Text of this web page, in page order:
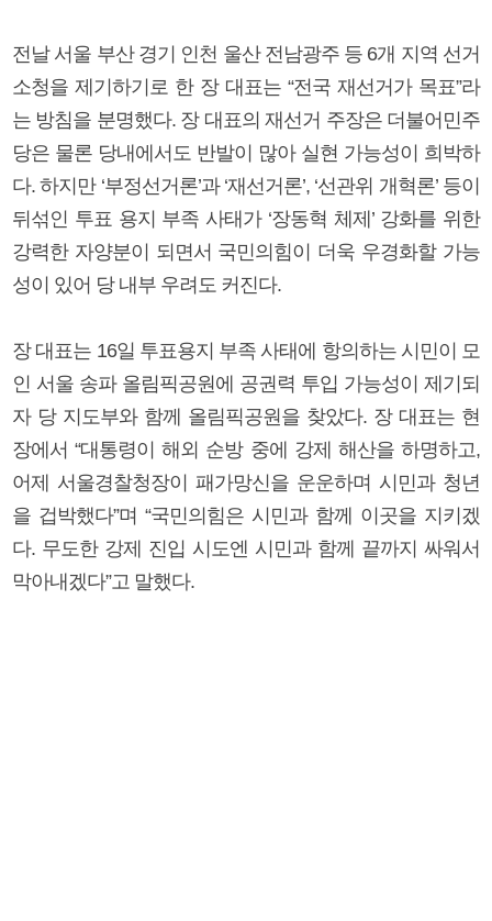
전날 서울 부산 경기 인천 울산 전남광주 등 6개 지역 선거
소청을 제기하기로 한 장 대표는 “전국 재선거가 목표”라
는 방침을 분명했다. 장 대표의 재선거 주장은 더불어민주
당은 물론 당내에서도 반발이 많아 실현 가능성이 희박하
다. 하지만 ‘부정선거론’과 ‘재선거론’, ‘선관위 개혁론’ 등이
뒤섞인 투표 용지 부족 사태가 ‘장동혁 체제’ 강화를 위한
강력한 자양분이 되면서 국민의힘이 더욱 우경화할 가능
성이 있어 당 내부 우려도 커진다.
장 대표는 16일 투표용지 부족 사태에 항의하는 시민이 모
인 서울 송파 올림픽공원에 공권력 투입 가능성이 제기되
자 당 지도부와 함께 올림픽공원을 찾았다. 장 대표는 현
장에서 “대통령이 해외 순방 중에 강제 해산을 하명하고,
어제 서울경찰청장이 패가망신을 운운하며 시민과 청년
을 겁박했다”며 “국민의힘은 시민과 함께 이곳을 지키겠
다. 무도한 강제 진입 시도엔 시민과 함께 끝까지 싸워서
막아내겠다”고 말했다.